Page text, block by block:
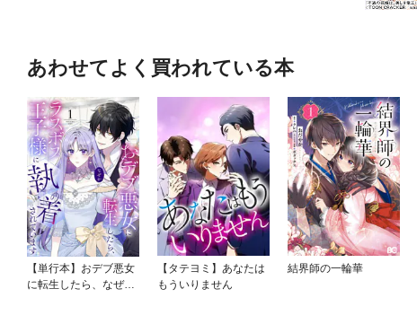
あわせてよく買われている本
【単行本】おデブ悪女
に転生したら、なぜか
【タテヨミ】あなたは
もういりません
結界師の一輪華